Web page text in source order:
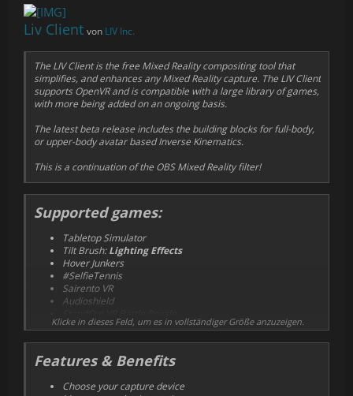
Liv Client von LIV Inc.
The LIV Client is the free Mixed Reality compositing tool that
simplifies, and enhances any Mixed Reality capture. The LIV Client
supports OpenVR and is compatible with a large library of games,
with more being added on an ongoing basis.
The latest beta release includes the building blocks for full-body,
or upper-body avatar based Inverse Kinematics.
This is a continuation of the OBS Mixed Reality filter!
Supported games:
Tabletop Simulator
Tilt Brush:Lighting Effects
Hover Junkers
#SelfieTennis
Sairento VR
Audioshield
Beastpets
Racket: Nx
Hot Dogs, Horseshoes & Hand Grenades
Klicke in dieses Feld, um es in vollständiger Größe anzuzeigen.
Features & Benefits
Choose your capture device